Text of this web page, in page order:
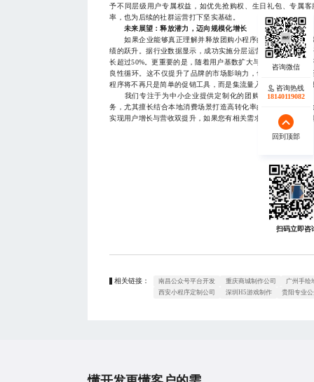
予不同层级用户专属权益，如优先抢购权、生日礼包、专属
率，也为后续的社群运营打下坚实基础。
未来展望：释放潜力，迈向规模化增长
如果企业能够真正理解并释放团购小程序的获客潜力，其
绩的跃升。据行业数据显示，成功实施分层运营的团购小程序
长超过50%。更重要的是，随着用户基数扩大与互动频次增加
良性循环。这不仅提升了品牌的市场影响力，也为整个本地生
程序将不再只是简单的促销工具，而是集流量入口、用户资产
我们专注于为中小企业提供定制化的团购小程序解决方案
务，尤其擅长结合本地消费场景打造高转化率的运营模型，助
实现用户增长与营收双提升，如果您有相关需求欢迎随时联系，
扫码立即咨
相关链接： 南昌公众号平台开发 重庆商城制作公司
广州手绘
西安小程序定制公司
深圳H5游戏制作 贵阳专业
咨询热线
17723342546
回到顶部
咨询热线
18140119082
回到顶部